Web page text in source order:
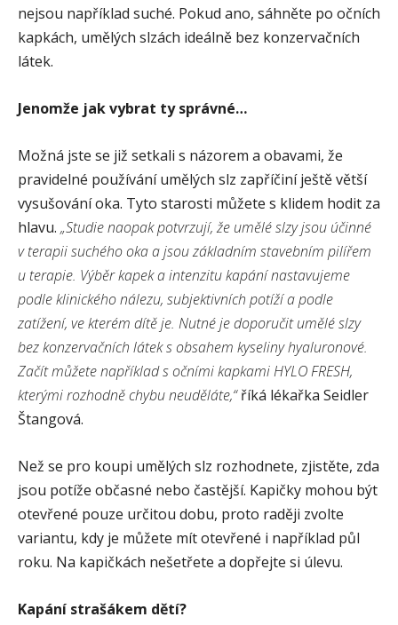
nejsou například suché. Pokud ano, sáhněte po očních
kapkách, umělých slzách ideálně bez konzervačních
látek.
Jenomže jak vybrat ty správné…
Možná jste se již setkali s názorem a obavami, že
pravidelné používání umělých slz zapříčiní ještě větší
vysušování oka. Tyto starosti můžete s klidem hodit za
hlavu. „Studie naopak potvrzují, že umělé slzy jsou účinné
v terapii suchého oka a jsou základním stavebním pilířem
u terapie. Výběr kapek a intenzitu kapání nastavujeme
podle klinického nálezu, subjektivních potíží a podle
zatížení, vekterém dítě je. Nutné je doporučit umělé slzy
bez konzervačních látek s obsahem kyseliny hyaluronové.
Začít můžete například s očními kapkami HYLO FRESH,
kterými rozhodně chybu neuděláte,“říká lékařka Seidler
Štangová.
Než se pro koupi umělých slz rozhodnete, zjistěte, zda
jsou potíže občasné nebo častější. Kapičky mohou být
otevřené pouze určitou dobu, proto raději zvolte
variantu, kdy je můžete mít otevřené i například půl
roku. Na kapičkách nešetřete a dopřejte si úlevu.
Kapání strašákem dětí?